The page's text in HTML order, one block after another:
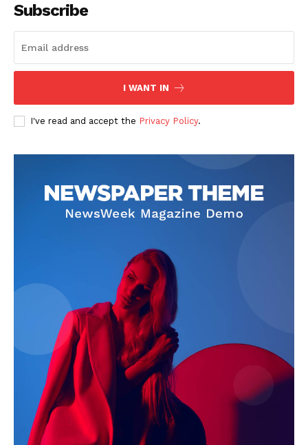
Nosotros
Subscribe
I WANT IN
I've read and accept the Privacy Policy.